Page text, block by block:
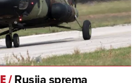
Rusija sprema